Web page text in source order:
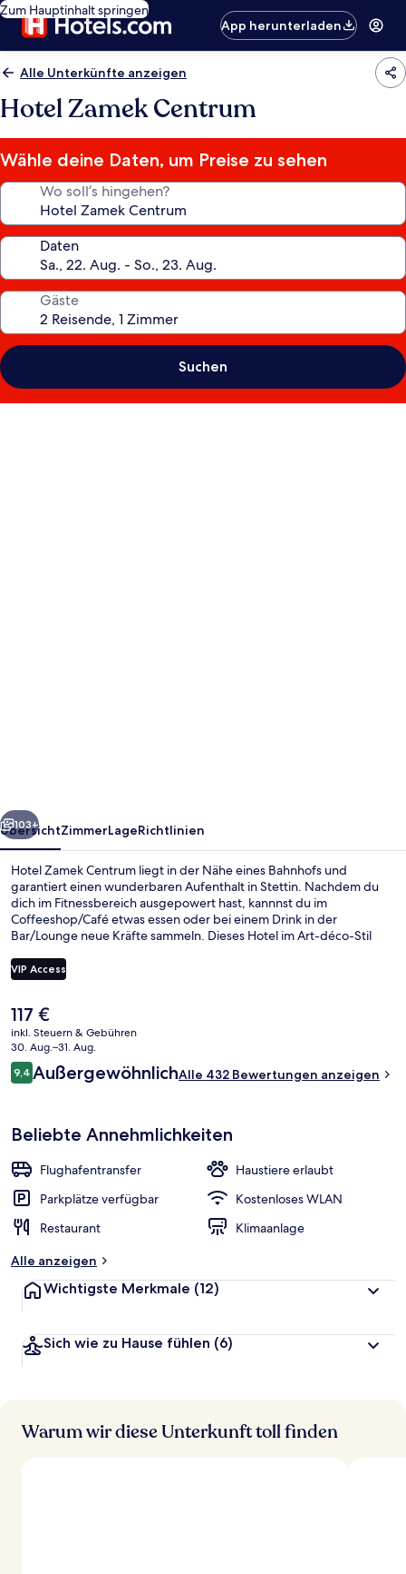
Zum Hauptinhalt springen
App herunterladen
Alle Unterkünfte anzeigen
Hotel Zamek Centrum
Wähle deine Daten, um Preise zu sehen
Wo soll’s hingehen?
Daten
Gäste
Suchen
Weiter
103+
ÜbersichtZimmerLageRichtlinien
Hotel Zamek Centrum liegt in der Nähe eines Bahnhofs und
garantiert einen wunderbaren Aufenthalt in Stettin. Nachdem du
dich im Fitnessbereich ausgepowert hast, kannnst du im
Coffeeshop/Café etwas essen oder bei einem Drink in der
Bar/Lounge neue Kräfte sammeln. Dieses Hotel im Art-déco-Stil
VIP Access
Der
aktuelle
Preis
beträgt
117 €.
117 €
inkl. Steuern & Gebühren
30. Aug.–31. Aug.
Bewertungen
9,49,4 von 10.
AußergewöhnlichAlle 432 Bewertungen anzeigen
Beliebte Annehmlichkeiten
Flughafentransfer
Haustiere erlaubt
Parkplätze verfügbar
Kostenloses WLAN
Restaurant
Klimaanlage
Alle anzeigen
Wichtigste Merkmale (12)
Sich wie zu Hause fühlen (6)
Warum wir diese Unterkunft toll finden